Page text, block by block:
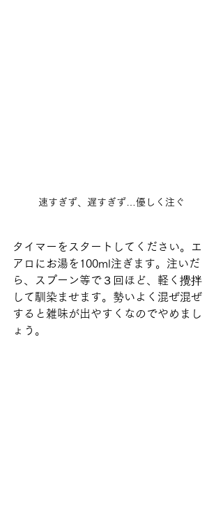
速すぎず、遅すぎず…優しく注ぐ
タイマーをスタートしてください。エ
アロにお湯を100ml注ぎます。注いだ
ら、スプーン等で３回ほど、軽く攪拌
して馴染ませます。勢いよく混ぜ混ぜ
すると雑味が出やすくなのでやめまし
ょう。